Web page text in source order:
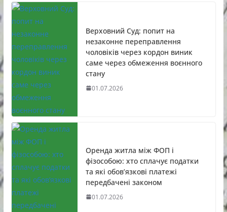
Верховний Суд: попит на
незаконне переправлення
чоловіків через кордон виник
саме через обмеження воєнного
стану
01.07.2026
Оренда житла між ФОП і
фізособою: хто сплачує податки
та які обов’язкові платежі
передбачені законом
01.07.2026